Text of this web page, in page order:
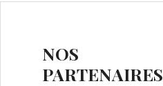
NOS
PARTENAIRES